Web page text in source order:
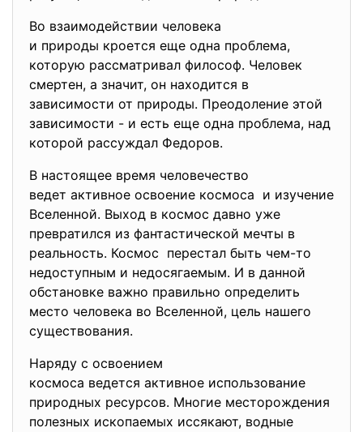
Во взаимодействии человека
и природы кроется еще одна проблема,
которую рассматривал философ. Человек
смертен, а значит, он находится в
зависимости от природы. Преодоление этой
зависимости - и есть еще одна проблема, над
которой рассуждал Федоров.
В настоящее время человечество
ведет активное освоение космоса и изучение
Вселенной. Выход в космос давно уже
превратился из фантастической мечты в
реальность. Космос перестал быть чем-то
недоступным и недосягаемым. И в данной
обстановке важно правильно определить
место человека во Вселенной, цель нашего
существования.
Наряду с освоением
космоса ведется активное использование
природных ресурсов. Многие месторождения
полезных ископаемых иссякают, водные